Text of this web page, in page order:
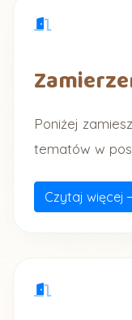
Poniżej
tematów w
Czytaj więcej